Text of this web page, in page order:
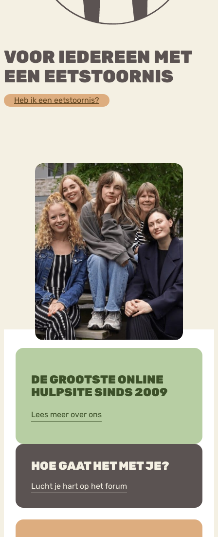
VOOR IEDEREEN MET
EEN EETSTOORNIS
Heb ik een eetstoornis?
DE GROOTSTE ONLINE
HULPSITE SINDS 2009
Lees meer over ons
HOE GAAT HET MET JE?
Lucht je hart op het forum
Forum
Nerv
osa
Eetbuien Piekeren Sport
Trauma
Orthorexia
Afvallen